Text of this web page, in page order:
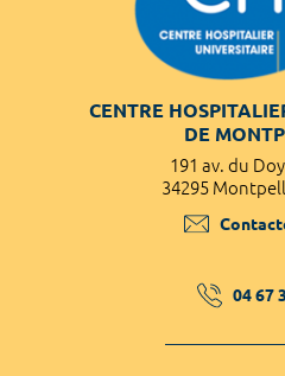
CENTRE
DE
191 av. du
34295
04 67